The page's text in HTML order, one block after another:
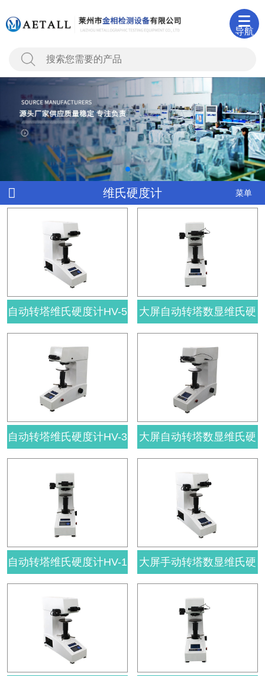
导航
维氏硬度计 菜单
自动转塔维氏硬度计HV-5
0A
自动转塔维氏硬度计HV-3
0A
自动转塔维氏硬度计HV-1
0A
度计HVS-30A
大屏自动转塔数显维氏硬
度计HVS-10A
大屏自动转塔数显维氏硬
度计HVS-5A
大屏手动转塔数显维氏硬
度计HVS-50